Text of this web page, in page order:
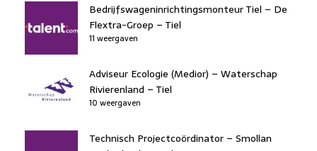
Bedrijfswageninrichtingsmonteur Tiel – De
Flextra-Groep – Tiel
11 weergaven
Adviseur Ecologie (Medior) – Waterschap
Rivierenland – Tiel
10 weergaven
Technisch Projectcoördinator – Smollan